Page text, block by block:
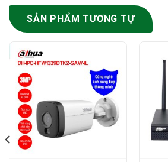
SẢN PHẨM TƯƠNG TỰ